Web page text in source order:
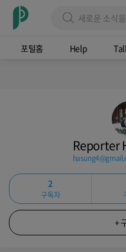
포털홈 Help
Reporter
2
구독자
+